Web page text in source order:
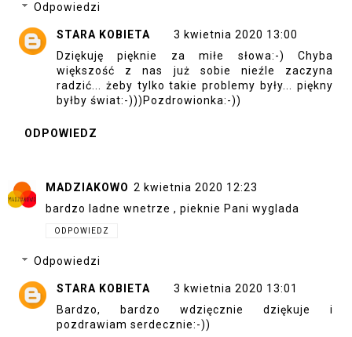
Odpowiedzi
STARA KOBIETA
3 kwietnia 2020 13:00
Dziękuję pięknie za miłe słowa:-) Chyba
większość z nas już sobie nieźle zaczyna
radzić... żeby tylko takie problemy były... piękny
byłby świat:-)))Pozdrowionka:-))
ODPOWIEDZ
MADZIAKOWO 2 kwietnia 2020 12:23
bardzo ladne wnetrze , pieknie Pani wyglada
ODPOWIEDZ
Odpowiedzi
STARA KOBIETA
3 kwietnia 2020 13:01
Bardzo, bardzo wdzięcznie dziękuje i
pozdrawiam serdecznie:-))